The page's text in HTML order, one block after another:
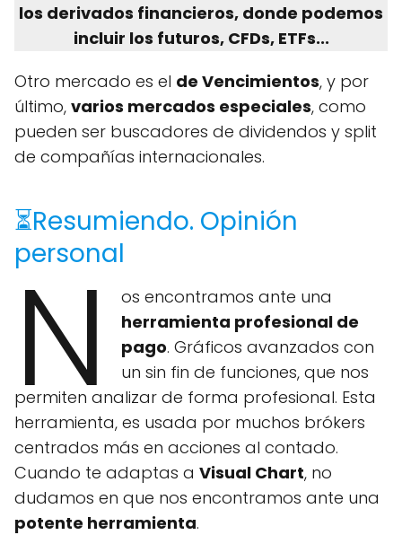
los derivados financieros, donde podemos
incluir los futuros, CFDs, ETFs...
Otro mercado es el de Vencimientos, y por
último, varios mercados especiales, como
pueden ser buscadores de dividendos y split
de compañías internacionales.
⏳Resumiendo. Opinión
personal
N
os encontramos ante una
herramienta profesional de
pago. Gráficos avanzados con
un sin fin de funciones, que nos
permiten analizar de forma profesional. Esta
herramienta, es usada por muchos brókers
centrados más en acciones al contado.
Cuando te adaptas a Visual Chart, no
dudamos en que nos encontramos ante una
potente herramienta.